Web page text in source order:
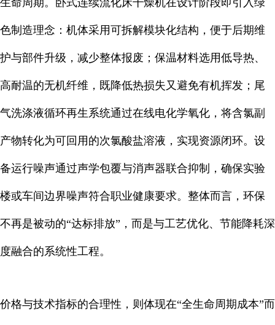
生命周期。卧式连续流化床干燥机在设计阶段即引入绿
色制造理念：机体采用可拆解模块化结构，便于后期维
护与部件升级，减少整体报废；保温材料选用低导热、
高耐温的无机纤维，既降低热损失又避免有机挥发；尾
气洗涤液循环再生系统通过在线电化学氧化，将含氯副
产物转化为可回用的次氯酸盐溶液，实现资源闭环。设
备运行噪声通过声学包覆与消声器联合抑制，确保实验
楼或车间边界噪声符合职业健康要求。整体而言，环保
不再是被动的“达标排放”，而是与工艺优化、节能降耗深
度融合的系统性工程。
价格与技术指标的合理性，则体现在“全生命周期成本”而